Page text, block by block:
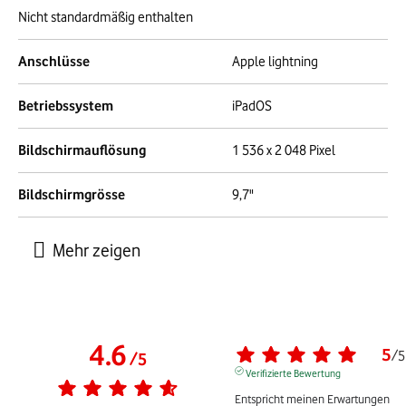
Nicht standardmäßig enthalten
Anschlüsse Apple lightning
Betriebssystem iPadOS
Bildschirmauflösung 1 536 x 2 048 Pixel
Bildschirmgrösse 9,7"
4.6/5 5/5
Verifizierte Bewertung
Entspricht meinen Erwartungen